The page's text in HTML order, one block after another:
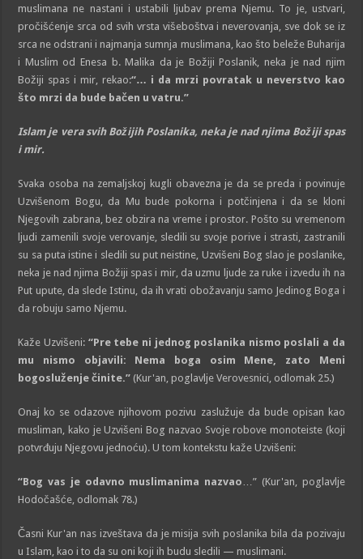
muslimana ne nastani i ustabili ljubav prema Njemu. To je, ustvari,
pročišćenje srca od svih vrsta višeboštva i neverovanja, sve dok se iz
srca ne odstrani i najmanja sumnja muslimana, kao što beleže Buharija
i Muslim od Enesa b. Malika da je Božiji Poslanik, neka je nad njim
Božiji spas i mir, rekao:“… i da mrzi povratak u neverstvo kao
što mrzi da bude bačen u vatru.”
Islam je vera svih Božijih Poslanika, neka je nad njima Božiji spas
i mir.
Svaka osoba na zemaljskoj kugli obavezna je da se preda i povinuje
Uzvišenom Bogu, da Mu bude pokorna i potčinjena i da se kloni
Njegovih zabrana, bez obzira na vreme i prostor. Pošto su vremenom
ljudi zamenili svoje verovanje, sledili su svoje porive i strasti, zastranili
su sa puta istine i sledili su put neistine, Uzvišeni Bog slao je poslanike,
neka je nad njima Božiji spas i mir, da uzmu ljude za ruke i izvedu ih na
Put upute, da slede Istinu, da ih vrati obožavanju samo Jedinog Boga i
da robuju samo Njemu.
Kaže Uzvišeni: “Pre tebe ni jednog poslanika nismo poslali a da
mu nismo objavili: Nema boga osim Mene, zato Meni
bogosluženje činite.” (Kur'an, poglavlje Verovesnici, odlomak 25.)
Onaj ko se odazove njihovom pozivu zaslužuje da bude opisan kao
musliman, kako je Uzvišeni Bog nazvao Svoje robove monoteiste (koji
potvrđuju Njegovu jednoću). U tom kontekstu kaže Uzvišeni:
“Bog vas je odavno muslimanima nazvao…” (Kur'an, poglavlje
Hodočašće, odlomak 78.)
Časni Kur'an nas izveštava da je misija svih poslanika bila da pozivaju
u Islam, kao i to da su oni koji ih budu sledili — muslimani.